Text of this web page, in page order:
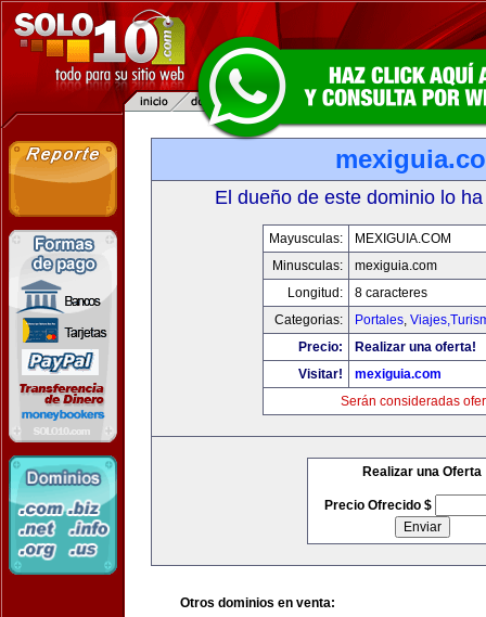
El dueño de este dominio lo
Mayusculas:
MEXIGUIA.COM
Minusculas:
mexiguia.com
Longitud:
8 caracteres
Categorias:
Portales,
Precio:
Realizar una oferta!
Visitar!
mexiguia.com
Serán consideradas
Realizar una Oferta
Precio Ofrecido $
Otros dominios en venta: